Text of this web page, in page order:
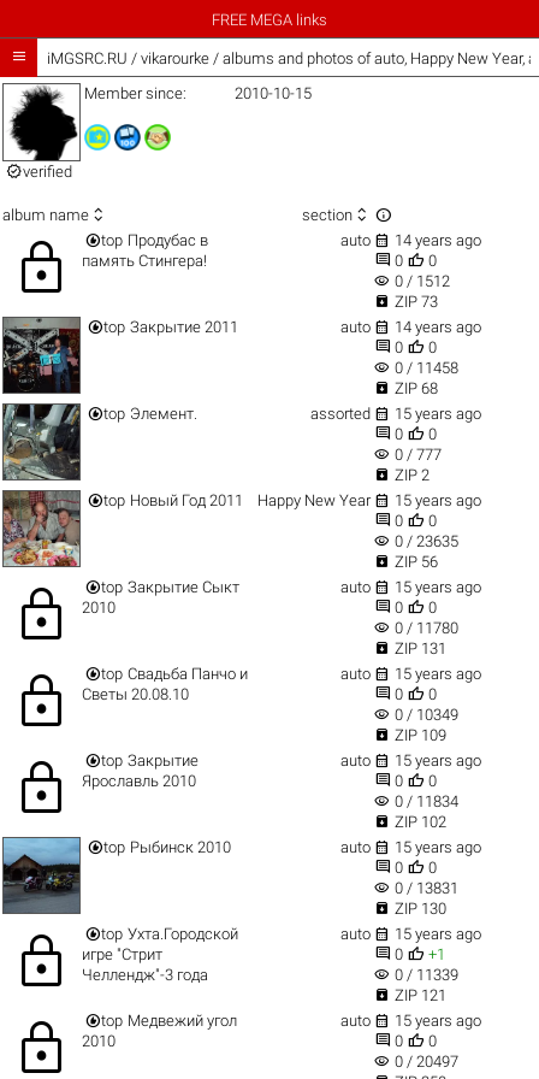
FREE MEGA links
 iMGSRC.RU / vikarourke / albums and photos of auto, Happy New Year,
verified
Member since: 2010-10-15
album name  section  
lock top Продубас в
память Стингера!
auto  14 years ago
 0  0
visibility 0 / 1512
 ZIP 73
top Закрытие 2011 auto  14 years ago
 0  0
visibility 0 / 11458
 ZIP 68
top Элемент. assorted  15 years ago
 0  0
visibility 0 / 777
 ZIP 2
top Новый Год 2011 Happy New Year  15 years ago
 0  0
visibility 0 / 23635
 ZIP 56
lock top Закрытие Сыкт
2010
auto  15 years ago
 0  0
visibility 0 / 11780
 ZIP 131
lock top Cвадьба Панчо и
Светы 20.08.10
auto  15 years ago
 0  0
visibility 0 / 10349
 ZIP 109
lock top Закрытие
Ярославль 2010
auto  15 years ago
 0  0
visibility 0 / 11834
 ZIP 102
top Рыбинск 2010 auto  15 years ago
 0  0
visibility 0 / 13831
 ZIP 130
lock top Ухта.Городской
игре "Стрит
Челлендж"-3 года
auto  15 years ago
 0  +1
visibility 0 / 11339
 ZIP 121
lock top Медвежий угол
2010
auto  15 years ago
 0  0
visibility 0 / 20497